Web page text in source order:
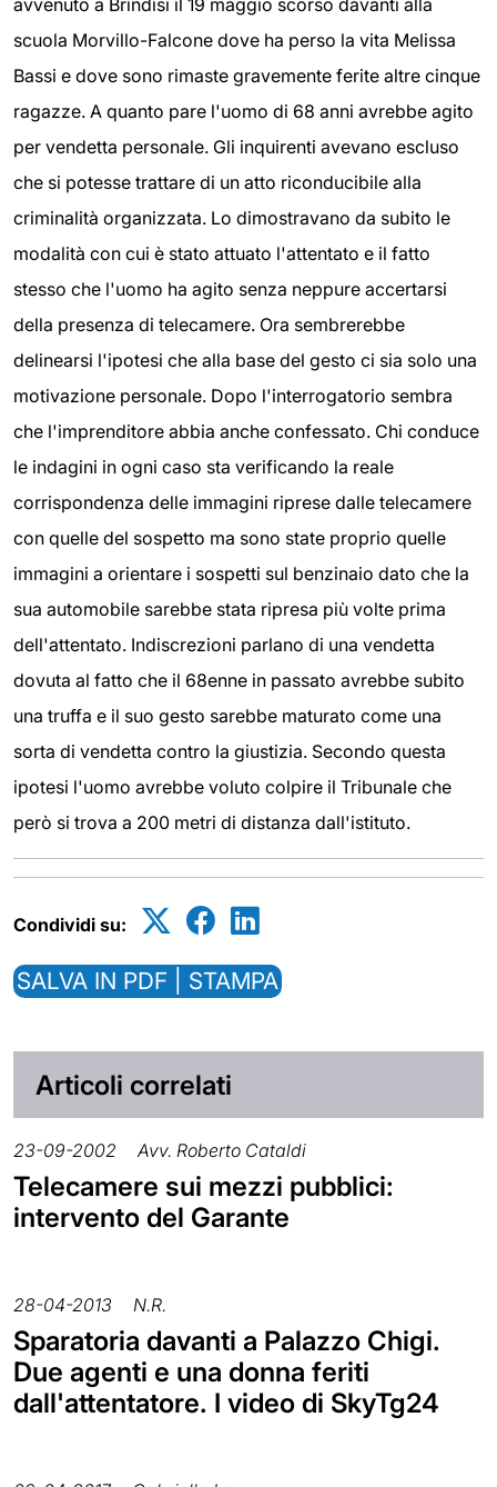
avvenuto a Brindisi il 19 maggio scorso davanti alla
scuola Morvillo-Falcone dove ha perso la vita Melissa
Bassi e dove sono rimaste gravemente ferite altre cinque
ragazze. A quanto pare l'uomo di 68 anni avrebbe agito
per vendetta personale. Gli inquirenti avevano escluso
che si potesse trattare di un atto riconducibile alla
criminalità organizzata. Lo dimostravano da subito le
modalità con cui è stato attuato l'attentato e il fatto
stesso che l'uomo ha agito senza neppure accertarsi
della presenza di telecamere. Ora sembrerebbe
delinearsi l'ipotesi che alla base del gesto ci sia solo una
motivazione personale. Dopo l'interrogatorio sembra
che l'imprenditore abbia anche confessato. Chi conduce
le indagini in ogni caso sta verificando la reale
corrispondenza delle immagini riprese dalle telecamere
con quelle del sospetto ma sono state proprio quelle
immagini a orientare i sospetti sul benzinaio dato che la
sua automobile sarebbe stata ripresa più volte prima
dell'attentato. Indiscrezioni parlano di una vendetta
dovuta al fatto che il 68enne in passato avrebbe subito
una truffa e il suo gesto sarebbe maturato come una
sorta di vendetta contro la giustizia. Secondo questa
ipotesi l'uomo avrebbe voluto colpire il Tribunale che
però si trova a 200 metri di distanza dall'istituto.
Condividi su:
SALVA IN PDF | STAMPA
Articoli correlati
23-09-2002 Avv. Roberto Cataldi
Telecamere sui mezzi pubblici:
intervento del Garante
28-04-2013 N.R.
Sparatoria davanti a Palazzo Chigi.
Due agenti e una donna feriti
dall'attentatore. I video di SkyTg24